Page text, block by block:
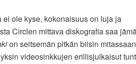
ole kyse, kokonaisuus on luja ja
Circlen mittava diskografia saa
on seitsemän pitkän biisin
videosinkkujen erillisjulkaisut